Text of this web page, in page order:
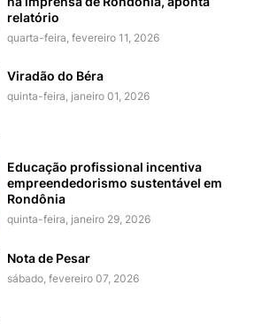
relatório
quarta-feira, fevereiro 11, 2026
Viradão do Béra
quinta-feira, janeiro 01, 2026
Educação profissional incentiva
empreendedorismo sustentável em
Rondônia
quinta-feira, janeiro 29, 2026
Nota de Pesar
sábado, fevereiro 07, 2026